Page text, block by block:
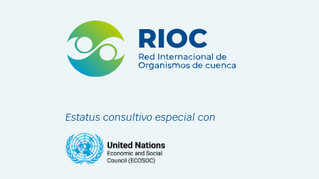
Estatus consultivo especial con